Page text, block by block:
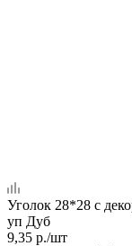
Уголок 28*28 с
уп Дуб
9,35 р./шт